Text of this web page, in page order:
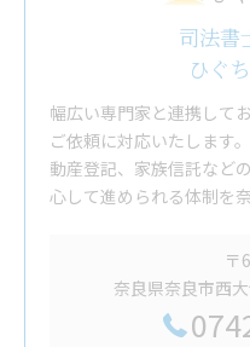
司法書
ひぐ
幅広い専門家と連携して
ご依頼に対応いたします
動産登記、家族信託など
心して進められる体制を
〒
奈良県奈良市西